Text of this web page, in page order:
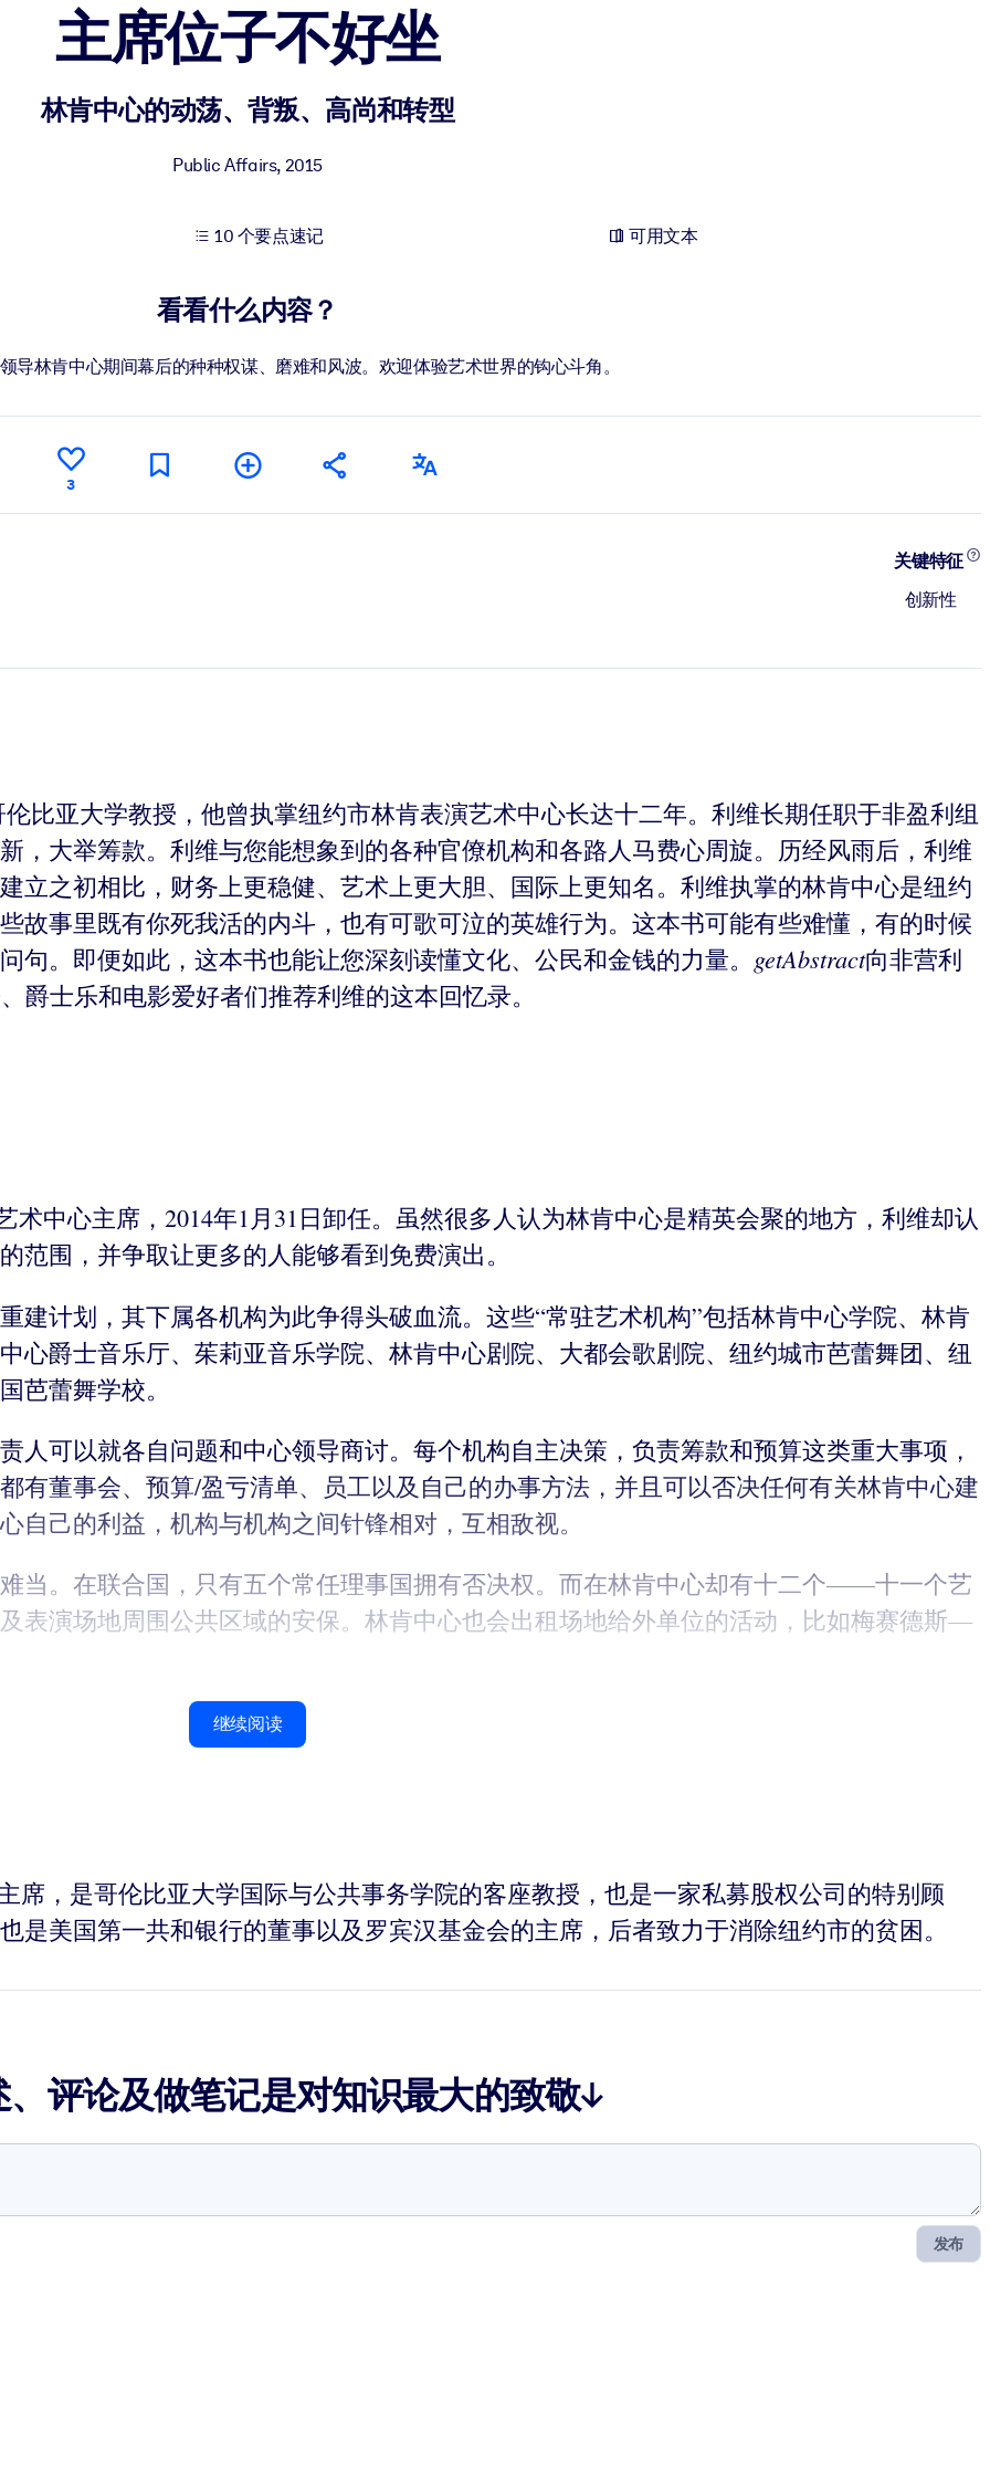
主席位子不好坐
林肯中心的动荡、背叛、高尚和转型
Public Affairs, 2015
10 个要点速记 可用文本
看看什么内容？
导林肯中心期间幕后的种种权谋、磨难和风波。欢迎体验艺术世界的钩心斗角。
3
关键特征
创新性
比亚大学教授，他曾执掌纽约市林肯表演艺术中心长达十二年。利维长期任职于非盈利组
，大举筹款。利维与您能想象到的各种官僚机构和各路人马费心周旋。历经风雨后，利维
立之初相比，财务上更稳健、艺术上更大胆、国际上更知名。利维执掌的林肯中心是纽约
故事里既有你死我活的内斗，也有可歌可泣的英雄行为。这本书可能有些难懂，有的时候
。即便如此，这本书也能让您深刻读懂文化、公民和金钱的力量。 getAbstract向非营利
爵士乐和电影爱好者们推荐利维的这本回忆录。
术中心主席，2014年1月31日卸任。虽然很多人认为林肯中心是精英会聚的地方，利维却认
围，并争取让更多的人能够看到免费演出。
建计划，其下属各机构为此争得头破血流。这些“常驻艺术机构”包括林肯中心学院、林肯
心爵士音乐厅、茱莉亚音乐学院、林肯中心剧院、大都会歌剧院、纽约城市芭蕾舞团、纽
芭蕾舞学校。
人可以就各自问题和中心领导商讨。每个机构自主决策，负责筹款和预算这类重大事项，
有董事会、预算/盈亏清单、员工以及自己的办事方法，并且可以否决任何有关林肯中心建
己的利益，机构与机构之间针锋相对，互相敌视。
当。在联合国，只有五个常任理事国拥有否决权。而在林肯中心却有十二个——十一个艺
表演场地周围公共区域的安保。林肯中心也会出租场地给外单位的活动，比如梅赛德斯—
继续阅读
席，是哥伦比亚大学国际与公共事务学院的客座教授，也是一家私募股权公司的特别顾
是美国第一共和银行的董事以及罗宾汉基金会的主席，后者致力于消除纽约市的贫困。
评论及做笔记是对知识最大的致敬↓
发布